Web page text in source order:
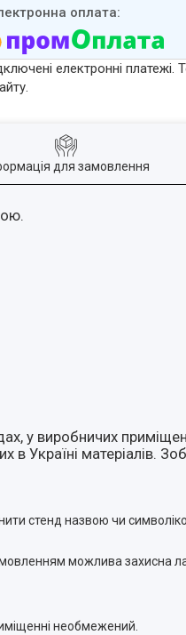
електронні
для замовлення
у виробничих
в Україні матеріалів.
стенд назвою чи
можлива захисна
необмежений.